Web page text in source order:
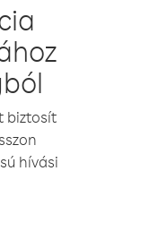
biztosít
hívási